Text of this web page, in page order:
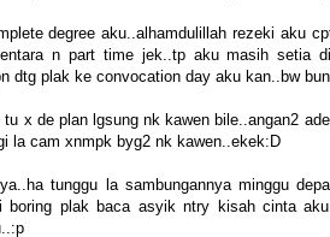
degree aku..alhamdulillah rezeki aku
n part time jek..tp aku masih setia
dtg plak ke convocation day aku kan..bw
x de plan lgsung nk kawen bile..angan2
la cam xnmpk byg2 nk kawen..ekek:D
tunggu la sambungannya minggu
boring plak baca asyik ntry kisah cinta